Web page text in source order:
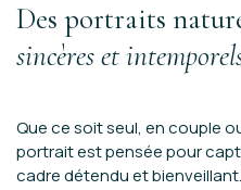
Des portraits
sincères et
Que ce soit seul, en couple
portrait est pensée pour
cadre détendu et bienveillant.